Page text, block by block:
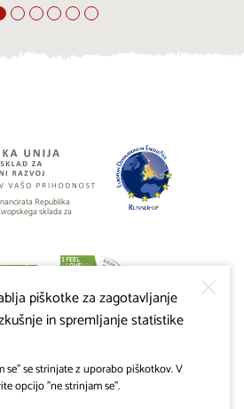
Republika
sklada za
piškotke za zagotavljanje
in spremljanje statistike
se strinjate z uporabo piškotkov. V
opcijo "ne strinjam se".